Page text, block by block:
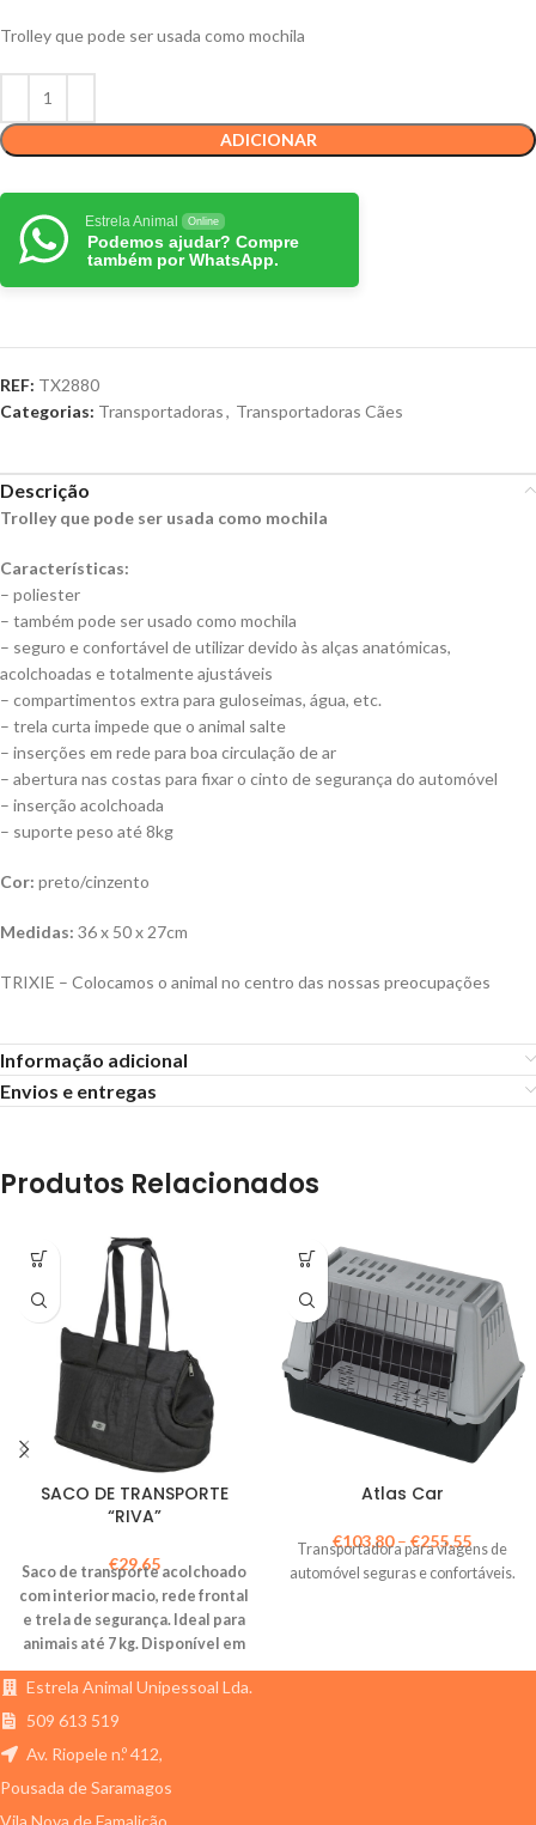
Trolley que pode ser usada como mochila
ADICIONAR
Estrela Animal Online
Podemos ajudar? Compre
também por WhatsApp.
REF: TX2880
Categorias: Transportadoras, Transportadoras Cães
Descrição
Trolley que pode ser usada como mochila
Características:
– poliester
– também pode ser usado como mochila
– seguro e confortável de utilizar devido às alças anatómicas,
acolchoadas e totalmente ajustáveis
– compartimentos extra para guloseimas, água, etc.
– trela curta impede que o animal salte
– inserções em rede para boa circulação de ar
– abertura nas costas para fixar o cinto de segurança do automóvel
– inserção acolchoada
– suporte peso até 8kg
Cor: preto/cinzento
Medidas: 36 x 50 x 27cm
TRIXIE – Colocamos o animal no centro das nossas preocupações
Informação adicional
Envios e entregas
Produtos Relacionados
SACO DE TRANSPORTE
“RIVA”
€29,65
Saco de transporte acolchoado
com interior macio, rede frontal
e trela de segurança. Ideal para
animais até 7 kg. Disponível em
preto ou vinho.
Atlas Car
€103,80– €255,55
Transportadora para viagens de
automóvel seguras e confortáveis.
Estrela Animal Unipessoal Lda.
509 613 519
Av. Riopele n.º 412,
Pousada de Saramagos